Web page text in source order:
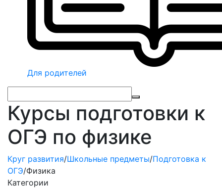
Для родителей
Курсы подготовки к
ОГЭ по физике
Круг развития/Школьные предметы/Подготовка к
ОГЭ/Физика
Категории